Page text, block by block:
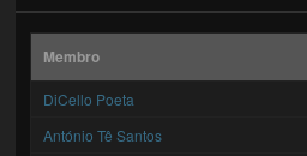
Membro
DiCello Poeta
António Tê Santos